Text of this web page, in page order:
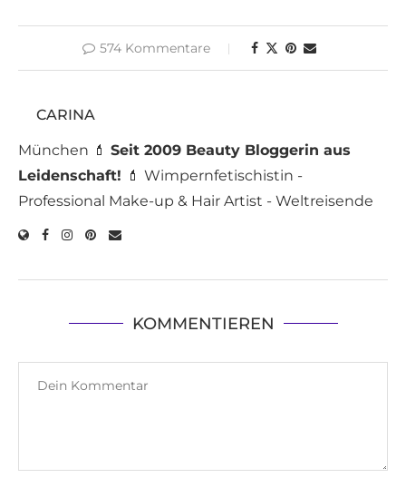
574 Kommentare
CARINA
München 💄 Seit 2009 Beauty Bloggerin aus
Leidenschaft! 💄 Wimpernfetischistin -
Professional Make-up & Hair Artist - Weltreisende
KOMMENTIEREN